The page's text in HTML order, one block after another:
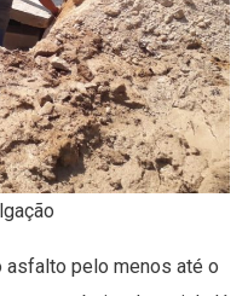
asfalto pelo menos até o